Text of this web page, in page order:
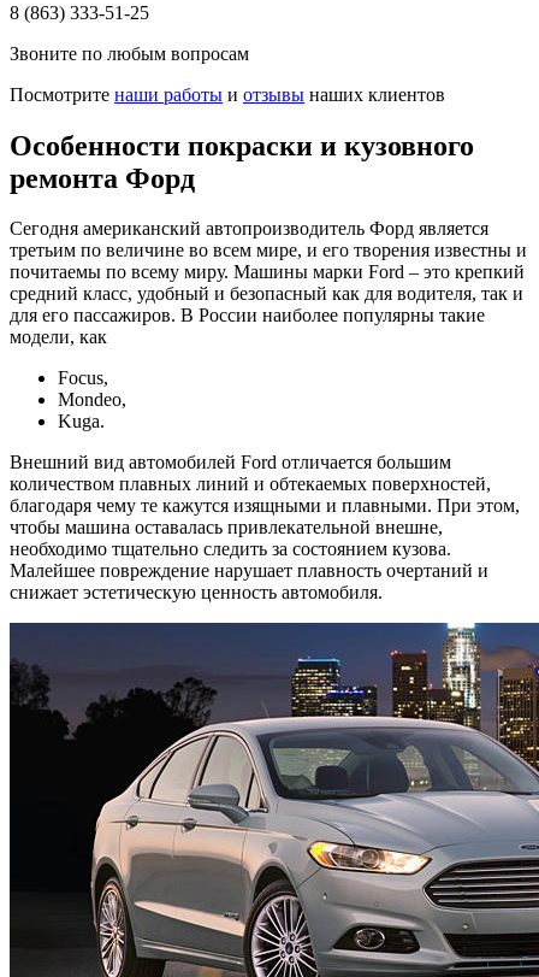
8 (863) 333-51-25
Звоните по любым вопросам
Посмотрите наши работы и отзывы наших клиентов
Особенности покраски и кузовного
ремонта Форд
Сегодня американский автопроизводитель Форд является
третьим по величине во всем мире, и его творения известны и
почитаемы по всему миру. Машины марки Ford – это крепкий
средний класс, удобный и безопасный как для водителя, так и
для его пассажиров. В России наиболее популярны такие
модели, как
Focus,
Mondeo,
Kuga.
Внешний вид автомобилей Ford отличается большим
количеством плавных линий и обтекаемых поверхностей,
благодаря чему те кажутся изящными и плавными. При этом,
чтобы машина оставалась привлекательной внешне,
необходимо тщательно следить за состоянием кузова.
Малейшее повреждение нарушает плавность очертаний и
снижает эстетическую ценность автомобиля.